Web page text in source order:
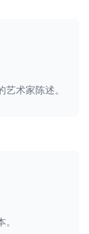
术家陈述。